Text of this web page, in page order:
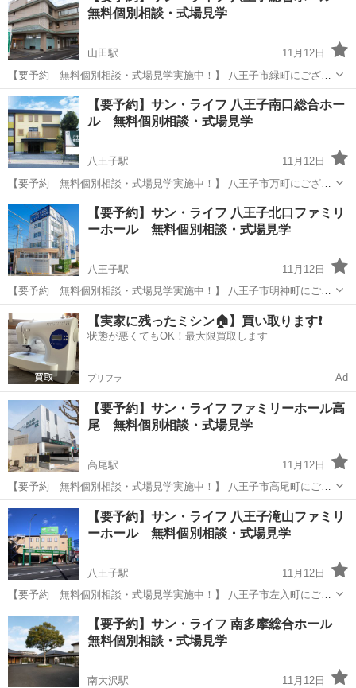
無料個別相談・式場見学
山田駅
11月12日
【要予約 無料個別相談・式場見学実施中！】 八王子市緑町にござい
ますサン・ライフ 八王子総合ホールにて予約制の無料個別相談、式場
見学を実施しております。 施設をよく知るスタッフが個別の事前相
談、式場をご案内いたします。ご...
東京 八王子市 山田駅 ホール
【要予約】サン・ライフ 八王子南口総合ホー
ル 無料個別相談・式場見学
八王子駅
11月12日
【要予約 無料個別相談・式場見学実施中！】 八王子市万町にござい
ますサン・ライフ 八王子南口総合ホールにて予約制の無料個別相談、
式場見学を実施しております。 施設をよく知るスタッフが個別の事前
相談、式場をご案内いたします...
東京 八王子市 八王子駅 ホール
【要予約】サン・ライフ 八王子北口ファミリ
ーホール 無料個別相談・式場見学
八王子駅
11月12日
【要予約 無料個別相談・式場見学実施中！】 八王子市明神町にござ
いますサン・ライフ 八王子北口ファミリーホールにて予約制の無料個
別相談、式場見学を実施しております。 施設をよく知るスタッフが個
別の事前相談、式場をご案内い...
八王子市 八王子駅
【実家に残ったミシン🏠】買い取ります❗️
状態が悪くてもOK！最大限買取します
プリフラ Ad
【要予約】サン・ライフ ファミリーホール高
尾 無料個別相談・式場見学
高尾駅
11月12日
【要予約 無料個別相談・式場見学実施中！】 八王子市高尾町にござ
いますサン・ライフ ファミリーホール高尾にて予約制の無料個別相
談、式場見学を実施しております。 施設をよく知るスタッフが個別の
事前相談、式場をご案内いたしま...
東京 八王子市 高尾駅 ファミリー
【要予約】サン・ライフ 八王子滝山ファミリ
ーホール 無料個別相談・式場見学
八王子駅
11月12日
【要予約 無料個別相談・式場見学実施中！】 八王子市左入町にござ
いますサン・ライフ 八王子滝山ファミリーホールにて予約制の無料個
別相談、式場見学を実施しております。 施設をよく知るスタッフが個
別の事前相談、式場をご案内い...
東京 八王子市 八王子駅 展示会 ファミリー
【要予約】サン・ライフ 南多摩総合ホール
無料個別相談・式場見学
南大沢駅
11月12日